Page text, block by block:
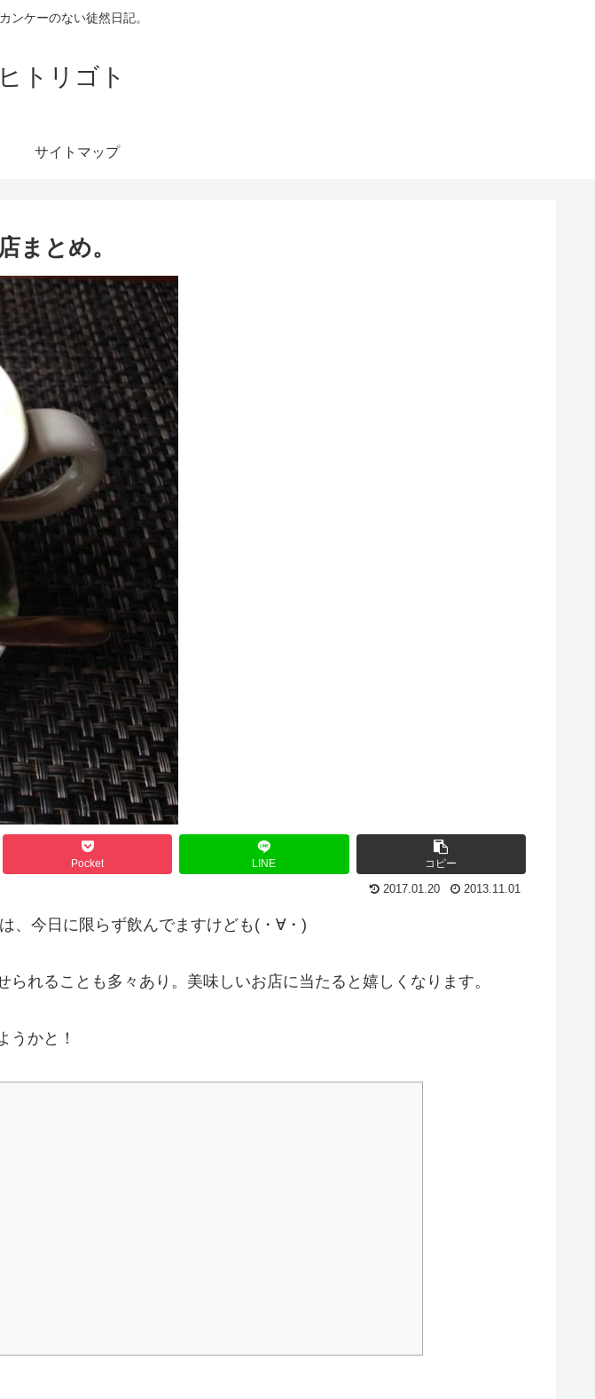
ンケーのない徒然日記。
トリゴト
サイトマップ
まとめ。
Pocket LINE コピー
2017.01.20 2013.11.01
、今日に限らず飲んでますけども(・∀・)
れることも多々あり。美味しいお店に当たると嬉しくなります。
うかと！